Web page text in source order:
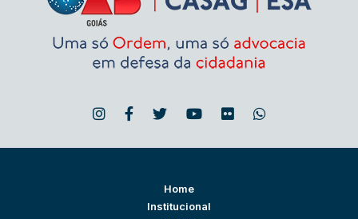
Home
Institucional